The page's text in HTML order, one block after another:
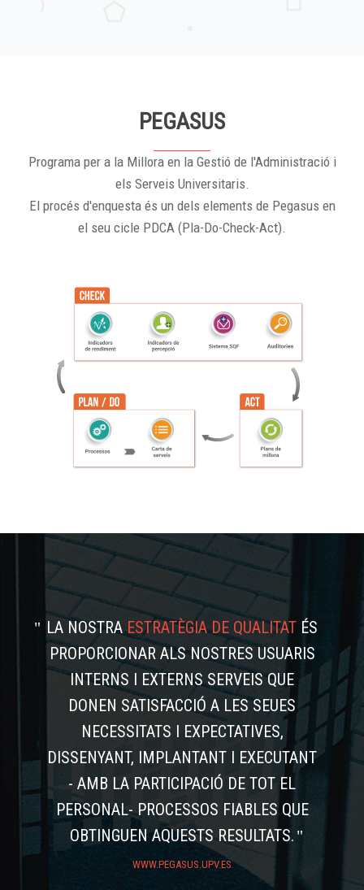
PEGASUS
Programa per a la Millora en la Gestió de l'Administració i
els Serveis Universitaris.
El procés d'enquesta és un dels elements de Pegasus en
el seu cicle PDCA (Pla-Do-Check-Act).
LA NOSTRAESTRATÈGIA DE QUALITAT ÉS
PROPORCIONAR ALS NOSTRES USUARIS
INTERNS I EXTERNS SERVEIS QUE
DONEN SATISFACCIÓ A LES SEUES
NECESSITATS I EXPECTATIVES,
DISSENYANT, IMPLANTANT I EXECUTANT
- AMB LA PARTICIPACIÓ DE TOT EL
PERSONAL- PROCESSOS FIABLES QUE
OBTINGUEN AQUESTS RESULTATS.
WWW.PEGASUS.UPV.ES